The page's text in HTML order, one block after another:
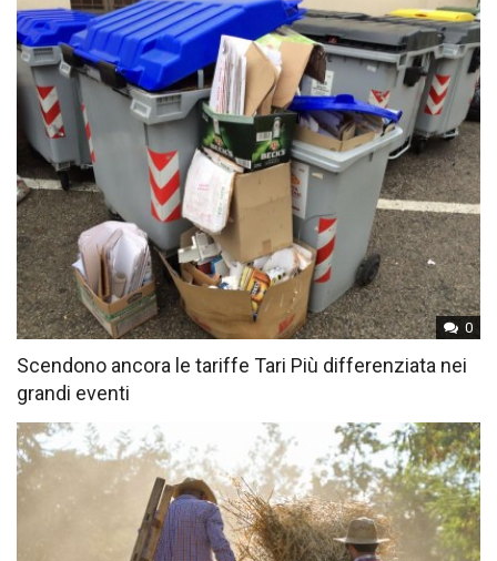
0
Scendono ancora le tariffe Tari Più differenziata nei
grandi eventi